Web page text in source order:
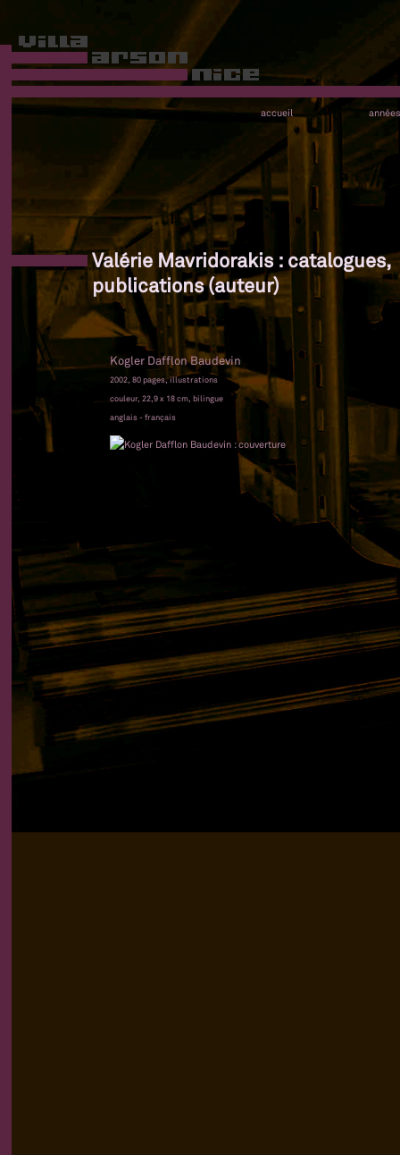
accueil années
Valérie Mavridorakis : catalogues,
publications (auteur)
Kogler Dafflon Baudevin
2002, 80 pages, illustrations
couleur, 22,9 x 18 cm, bilingue
anglais - français